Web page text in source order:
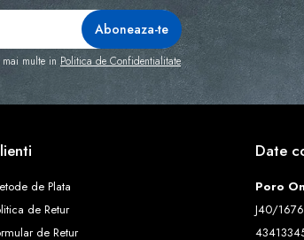
multe in Politica de Confidentialitate
de Plata
de Retur
de Retur
Date
Poro
J40/